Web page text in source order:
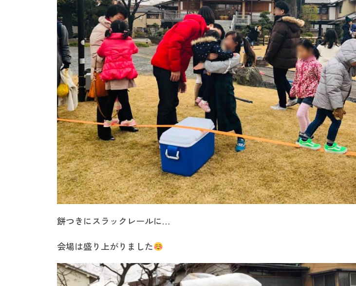
餅つきにスラックレールに…
会場は盛り上がりました